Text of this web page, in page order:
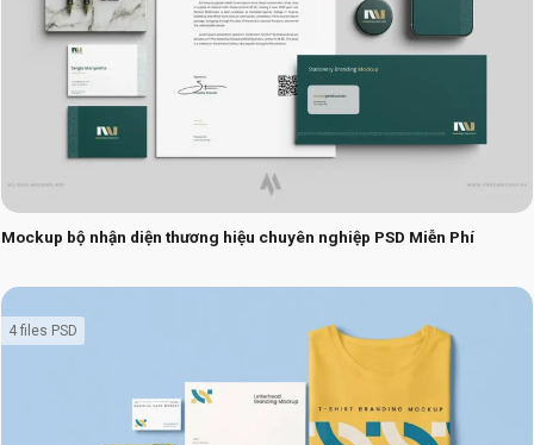
Mockup bộ nhận diện thương hiệu chuyên nghiệp PSD Miễn Phí
4 files PSD